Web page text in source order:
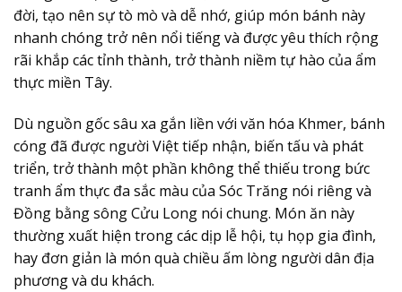
đời, tạo nên sự tò mò và dễ nhớ, giúp món bánh này
nhanh chóng trở nên nổi tiếng và được yêu thích rộng
rãi khắp các tỉnh thành, trở thành niềm tự hào của ẩm
thực miền Tây.
Dù nguồn gốc sâu xa gắn liền với văn hóa Khmer, bánh
cóng đã được người Việt tiếp nhận, biến tấu và phát
triển, trở thành một phần không thể thiếu trong bức
tranh ẩm thực đa sắc màu của Sóc Trăng nói riêng và
Đồng bằng sông Cửu Long nói chung. Món ăn này
thường xuất hiện trong các dịp lễ hội, tụ họp gia đình,
hay đơn giản là món quà chiều ấm lòng người dân địa
phương và du khách.